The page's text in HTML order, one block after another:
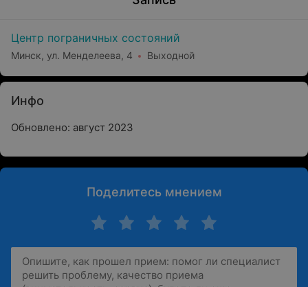
Центр пограничных состояний
Минск, ул. Менделеева, 4 Выходной
Инфо
Обновлено: август 2023
Поделитесь мнением